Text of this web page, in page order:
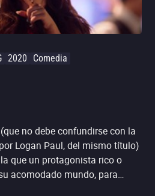
(‘Viudas’) y Allison Janney
2020
Comedia
no debe confundirse con la
Logan Paul, del mismo título)
que un protagonista rico o
acomodado mundo, para
lección de humildad (piensa